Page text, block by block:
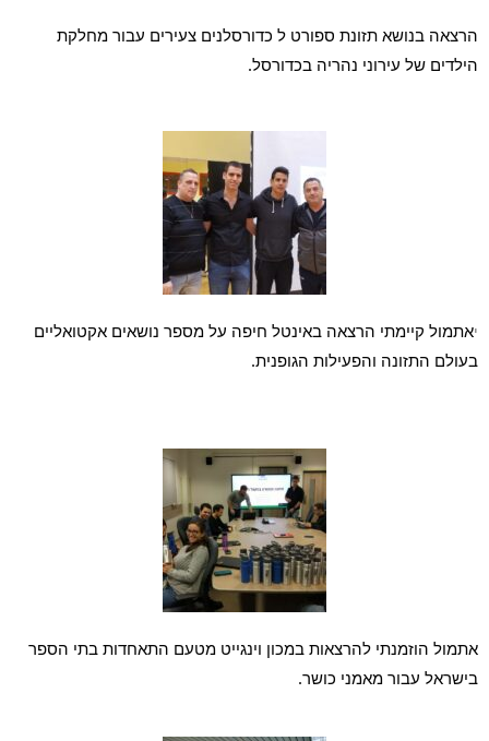
הרצאה בנושא תזונת ספורט ל כדורסלנים צעירים עבור מחלקת
הילדים של עירוני נהריה בכדורסל.
אתמול קיימתי הרצאה באינטל חיפה על מספר נושאים אקטואליים
בעולם התזונה והפעילות הגופנית.
אתמול הוזמנתי להרצאות במכון וינגייט מטעם התאחדות בתי הספר
בישראל עבור מאמני כושר.